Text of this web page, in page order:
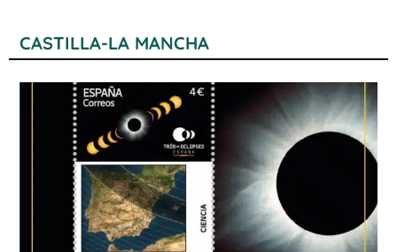
CASTILLA-LA MANCHA